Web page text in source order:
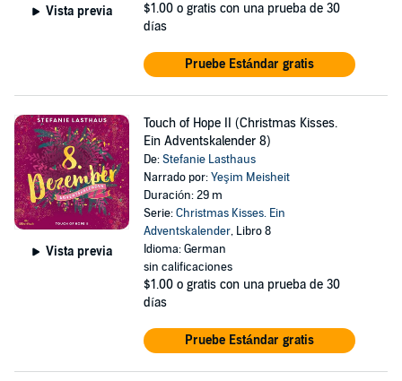
Vista previa $1.00 o gratis con una prueba de 30
días
Pruebe Estándar gratis
Vista previa
Touch of Hope II (Christmas Kisses.
Ein Adventskalender 8)
De:Stefanie Lasthaus
Narrado por:Yeşim Meisheit
Duración: 29 m
Serie:Christmas Kisses. Ein
Adventskalender, Libro 8
Idioma: German
sin calificaciones
$1.00 o gratis con una prueba de 30
días
Pruebe Estándar gratis